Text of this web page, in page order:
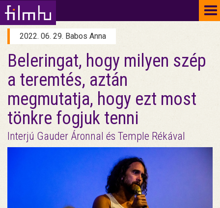
2022. 06. 29. Babos Anna
Beleringat, hogy milyen szép
a teremtés, aztán
megmutatja, hogy ezt most
tönkre fogjuk tenni
Interjú Gauder Áronnal és Temple Rékával